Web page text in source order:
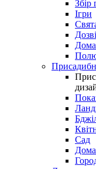
Збір
Ігри
Сад